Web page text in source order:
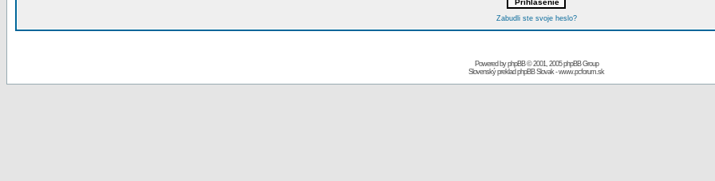
Zabudli ste svoje heslo?
Powered byphpBB© 2001, 2005 phpBB Group
Slovenský preklad phpBB Slovak-www.pcforum.sk